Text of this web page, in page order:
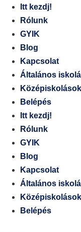
Itt kezdj!
Rólunk
GYIK
Blog
Kapcsolat
Általános
Belépés
Itt kezdj!
Rólunk
GYIK
Blog
Kapcsolat
Általános
Belépés